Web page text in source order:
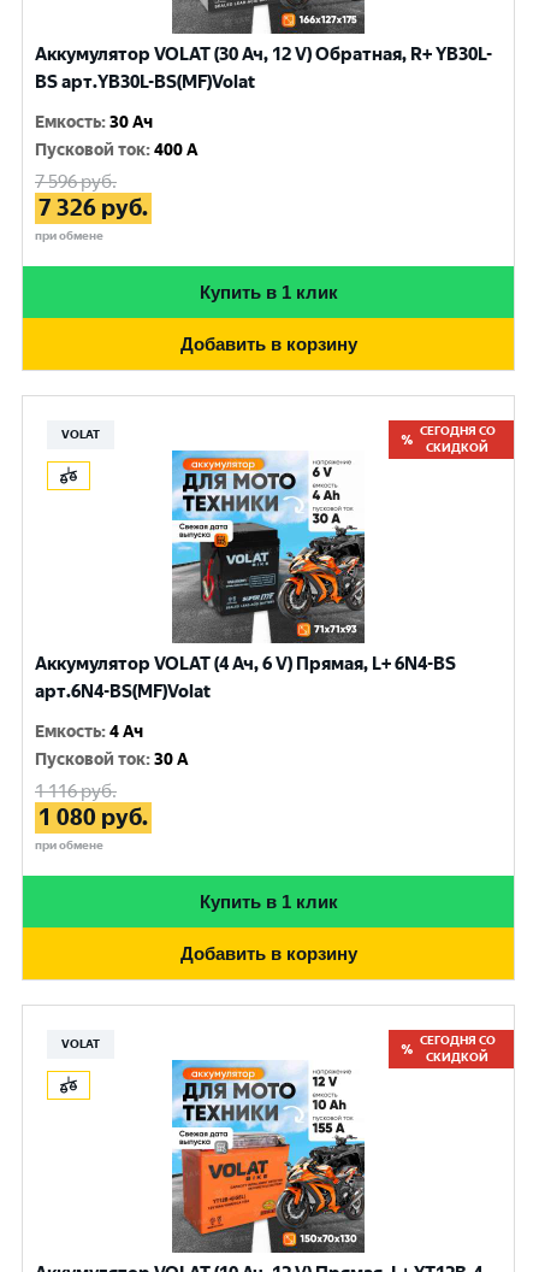
Аккумулятор VOLAT (30 Ач, 12 V) Обратная, R+ YB30L-
BS арт.YB30L-BS(MF)Volat
Емкость:30 Ач
Пусковой ток:400 A
7 596руб.
7 326 руб.
при обмене
Купить в 1 клик
Добавить в корзину
VOLAT
СЕГОДНЯ СО
СКИДКОЙ
Аккумулятор VOLAT (4 Ач, 6 V) Прямая, L+ 6N4-BS
арт.6N4-BS(MF)Volat
Емкость:4 Ач
Пусковой ток:30 A
1 116руб.
1 080 руб.
при обмене
Купить в 1 клик
Добавить в корзину
VOLAT
СЕГОДНЯ СО
СКИДКОЙ